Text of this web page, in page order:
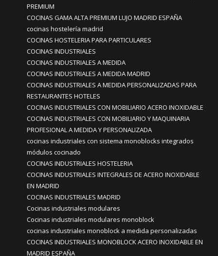
PREMIUM
COCINAS GAMA ALTA PREMIUM LUJO MADRID ESPAÑA
cocinas hostelería madrid
COCINAS HOSTELERIA PARA PARTICULARES
COCINAS INDUSTRIALES
COCINAS INDUSTRIALES A MEDIDA
COCINAS INDUSTRIALES A MEDIDA MADRID
COCINAS INDUSTRIALES A MEDIDA PERSONALIZADAS PARA
RESTAURANTES HOTELES
COCINAS INDUSTRIALES CON MOBILIARIO ACERO INOXIDABLE
COCINAS INDUSTRIALES CON MOBILIARIO Y MAQUINARIA
PROFESIONAL A MEDIDA Y PERSONALIZADA
cocinas industriales con sistema monoblocks integrados
módulos cocinado
COCINAS INDUSTRIALES HOSTELERIA
COCINAS INDUSTRIALES INTEGRALES DE ACERO INOXIDABLE
EN MADRID
COCINAS INDUSTRIALES MADRID
Cocinas industriales modulares
Cocinas industriales modulares monoblock
cocinas industriales monoblock a medida personalizadas
COCINAS INDUSTRIALES MONOBLOCK ACERO INOXIDABLE EN
MADRID ESPAÑA